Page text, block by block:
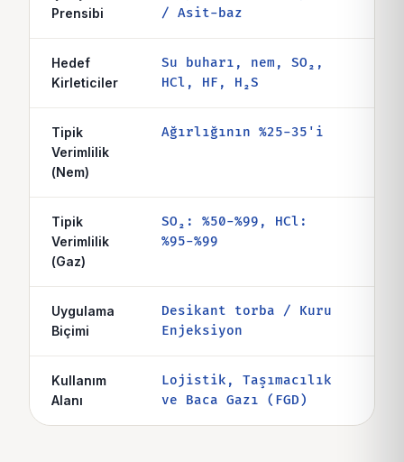
Prensibi
/ Asit-baz
Hedef
Kirleticiler
Su buharı, nem, SO₂,
HCl, HF, H₂S
Tipik
Verimlilik
(Nem)
Ağırlığının %25-35'i
Tipik
Verimlilik
(Gaz)
SO₂: %50-%99, HCl:
%95-%99
Uygulama
Biçimi
Desikant torba / Kuru
Enjeksiyon
Kullanım
Alanı
Lojistik, Taşımacılık
ve Baca Gazı (FGD)